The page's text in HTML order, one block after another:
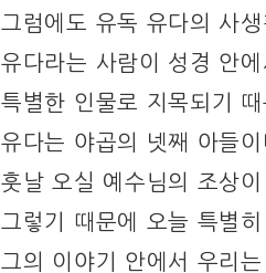
그럼에도 유독 유다의 사
유다라는 사람이 성경 안에
특별한 인물로 지목되기 때
유다는 야곱의 넷째 아들
훗날 오실 예수님의 조상이
그렇기 때문에 오늘 특별
그의 이야기 안에서 우리